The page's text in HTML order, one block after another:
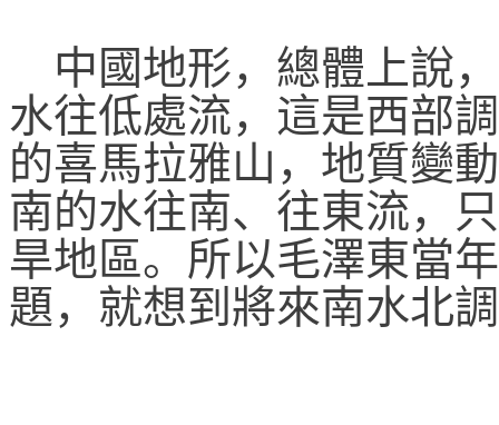
中國地形，總體上說
水往低處流，這是西部
的喜馬拉雅山，地質變
南的水往南、往東流，
旱地區。所以毛澤東當
題，就想到將來南水北